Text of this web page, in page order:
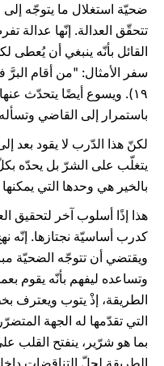
ضحيّة استغلال ما يتوجّه
تتحقّق العدالة. إنّها عدالة
القائل بأنّه ينبغي أن
۱۹). ويسوع أيضًا يتحدّث
باستمرار إلى القاضي
لكنّ هذا الدّرب لا يقود بعد
يتغلّب على الشرّ بل يحدّه
بالخير هي وحدها التي
هذا إذًا أسلوب آخر لتحقيق
كدرب أساسيّة نجتازها. إنّه
ويقتضي أن تتوجّه الضحيّة
وتساعده ليفهم بأنّه يقوم
الطريقة، إذْ يتوب ويعترف
التي تقدّمها له الجهة
بما هو شرّير، ينفتح القلب
الطريقة لحلّ التناقضات